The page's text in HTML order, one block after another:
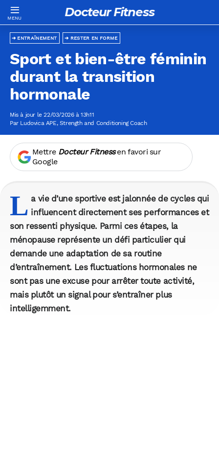
Docteur Fitness
RESTER EN FORME
ENTRAÎNEMENT
Sport et bien-être féminin
durant la transition
hormonale
Mis à jour le 22/03/2026 à 13h11
Par Ludovica APE, Strength and Conditioning Coach
Mettre Docteur Fitnessen favori sur
Google
L a vie d’une sportive est jalonnée de cycles qui
influencent directement ses performances et
son ressenti physique. Parmi ces étapes, la
ménopause représente un défi particulier qui
demande une adaptation de sa routine
d’entraînement. Les fluctuations hormonales ne
sont pas une excuse pour arrêter toute activité,
mais plutôt un signal pour s’entraîner plus
intelligemment.